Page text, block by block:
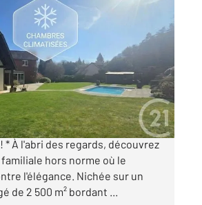
95
€
Adam : Vivez en WEEK-END
* À l'abri des regards, découvrez
hors norme où le
l'élégance. Nichée sur un
de 2 500 m² bordant ...